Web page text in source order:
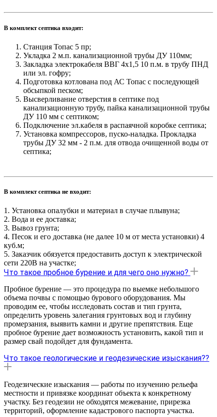
В комплект септика входит:
Станция Топас 5 пр;
Укладка 2 м.п. канализационной трубы ДУ 110мм;
Закладка электрокабеля ВВГ 4х1,5 10 п.м. в трубу ПНД
или эл. гофру;
Подготовка котлована под АС Топас с последующей
обсыпкой песком;
Высверливание отверстия в септике под
канализационную трубу, пайка канализационной трубы
ДУ 110 мм с септиком;
Подключение эл.кабеля в распаячной коробке септика;
Установка компрессоров, пуско-наладка. Прокладка
трубы ДУ 32 мм - 2 п.м. для отвода очищенной воды от
септика;
В комплект септика не входит:
1. Установка опалубки и материал в случае плывуна;
2. Вода и ее доставка;
3. Вывоз грунта;
4. Песок и его доставка (не далее 10 м от места установки) 4
куб.м;
5. Заказчик обязуется предоставить доступ к электрической
сети 220В на участке;
Что такое пробное бурение и для чего оно нужно?
Пробное бурение — это процедура по выемке небольшого
объема почвы с помощью бурового оборудования. Мы
проводим ее, чтобы исследовать состав и тип грунта,
определить уровень залегания грунтовых вод и глубину
промерзания, выявить камни и другие препятствия. Еще
пробное бурение дает возможность установить, какой тип и
размер свай подойдет для фундамента.
Что такое геологические и геодезические изыскания??
Геодезические изыскания — работы по изучению рельефа
местности и привязке координат объекта к конкретному
участку. Без геодезии не обходятся межевание, прирезка
территорий, оформление кадастрового паспорта участка.